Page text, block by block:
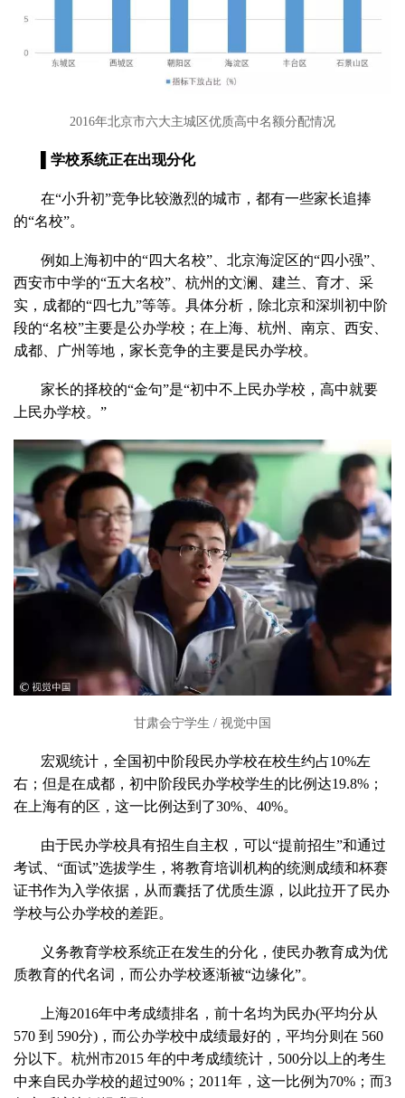
2016年北京市六大主城区优质高中名额分配情况
▌学校系统正在出现分化
在“小升初”竞争比较激烈的城市，都有一些家长追捧
的“名校”。
例如上海初中的“四大名校”、北京海淀区的“四小强”、
西安市中学的“五大名校”、杭州的文澜、建兰、育才、采
实，成都的“四七九”等等。具体分析，除北京和深圳初中阶
段的“名校”主要是公办学校；在上海、杭州、南京、西安、
成都、广州等地，家长竞争的主要是民办学校。
家长的择校的“金句”是“初中不上民办学校，高中就要
上民办学校。”
甘肃会宁学生 / 视觉中国
宏观统计，全国初中阶段民办学校在校生约占10%左
右；但是在成都，初中阶段民办学校学生的比例达19.8%；
在上海有的区，这一比例达到了30%、40%。
由于民办学校具有招生自主权，可以“提前招生”和通过
考试、“面试”选拔学生，将教育培训机构的统测成绩和杯赛
证书作为入学依据，从而囊括了优质生源，以此拉开了民办
学校与公办学校的差距。
义务教育学校系统正在发生的分化，使民办教育成为优
质教育的代名词，而公办学校逐渐被“边缘化”。
上海2016年中考成绩排名，前十名均为民办(平均分从
570 到 590分)，而公办学校中成绩最好的，平均分则在 560
分以下。杭州市2015 年的中考成绩统计，500分以上的考生
中来自民办学校的超过90%；2011年，这一比例为70%；而3